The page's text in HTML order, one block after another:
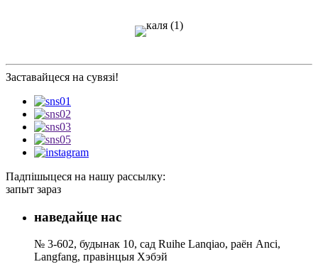
Заставайцеся на сувязі!
Падпішыцеся на нашу рассылку:
запыт зараз
наведайце нас
№ 3-602, будынак 10, сад Ruihe Lanqiao, раён Anci,
Langfang, правінцыя Хэбэй